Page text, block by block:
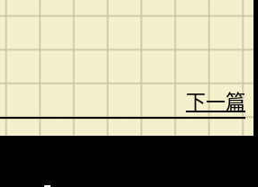
下一篇